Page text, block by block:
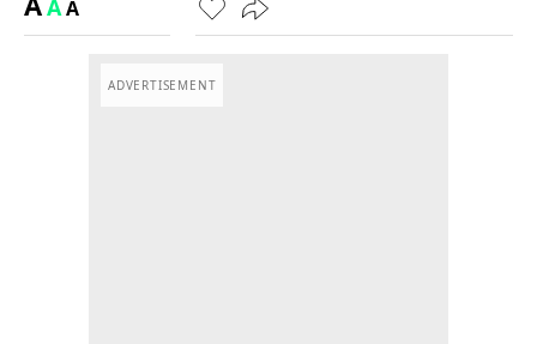
AA
ADVERTISEMENT